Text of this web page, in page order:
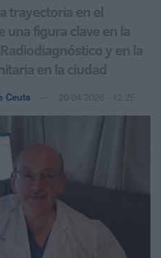
trayectoria en el
una figura clave en la
y en la
en la ciudad
Ceuta 20/04/2026 - 12:25